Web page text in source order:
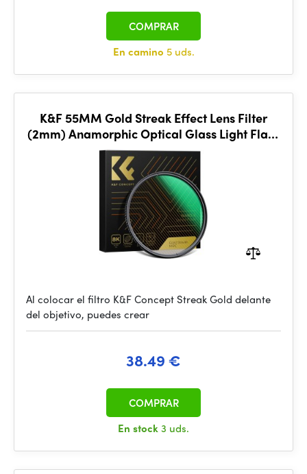
En camino 5 uds.
COMPRAR
K&F 55MM Gold Streak Effect Lens Filter
(2mm) Anamorphic Optical Glass Light Flare
Effect
Al colocar el filtro K&F Concept Streak Gold delante
del objetivo, puedes crear
38.49 €
En stock3 uds.
COMPRAR